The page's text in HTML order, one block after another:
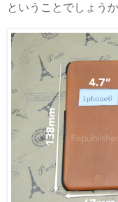
ということでしょう